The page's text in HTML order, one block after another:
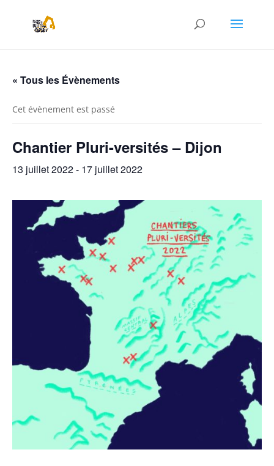
« Tous les Évènements
Cet évènement est passé
Chantier Pluri-versités – Dijon
13 juillet 2022- 17 juillet 2022